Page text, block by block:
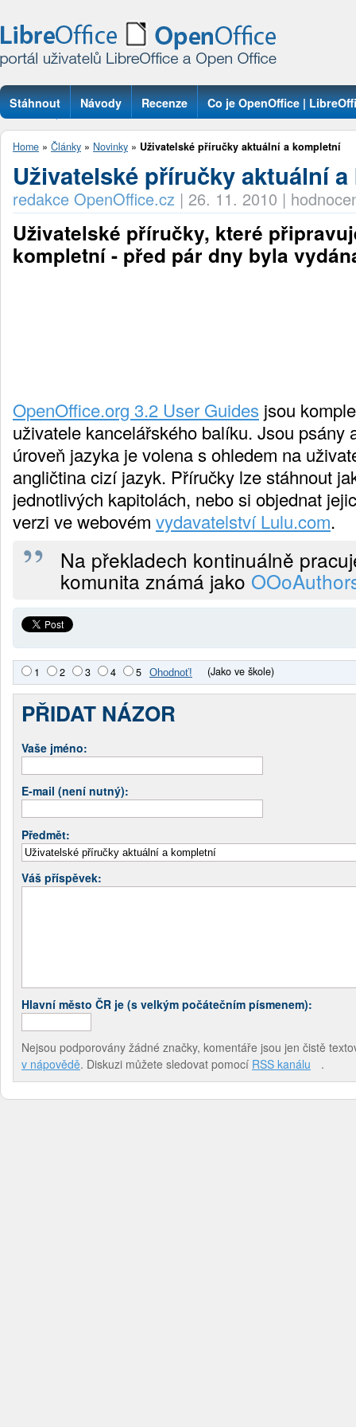
Stáhnout Návody Recenze Co je OpenOffice |
Otázky
Home » Články » Novinky » Uživatelské příručky aktuální a kompletní
Uživatelské příručky aktuální
redakce OpenOffice.cz | 26. 11. 2010 |
Uživatelské příručky, které
kompletní - před pár dny byla
OpenOffice.org 3.2 User Guides jsou
uživatele kancelářského balíku. Jsou psány
úroveň jazyka je volena s ohledem na
angličtina cizí jazyk. Příručky lze stáhnout
jednotlivých kapitolách, nebo si objednat
verzi ve webovém vydavatelství Lulu.com.
Na překladech kontinuálně
komunita známá jako
1 2 3 4 5 (Jako ve škole)
PŘIDAT NÁZOR
Vaše jméno:
E-mail (není nutný):
Předmět:
Váš příspěvek:
Hlavní město ČR je (s velkým počátečním písmenem):
Nejsou podporovány žádné značky, komentáře jsou jen čistě
v nápovědě. Diskuzi můžete sledovat pomocí RSS kanálu .